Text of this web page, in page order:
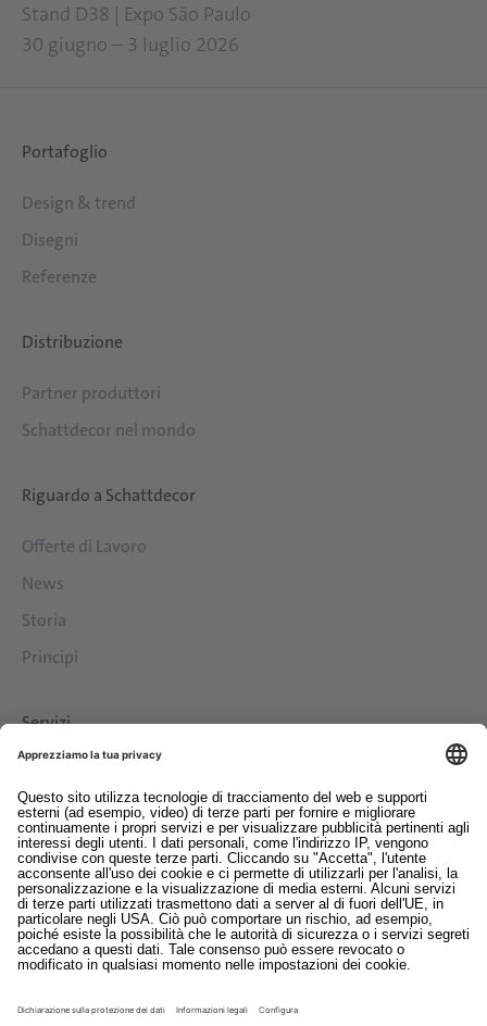
Stand D38 | Expo São Paulo
30 giugno – 3 luglio 2026
Portafoglio
Design & trend
Disegni
Referenze
Distribuzione
Partner produttori
Schattdecor nel mondo
Riguardo a Schattdecor
Offerte di Lavoro
News
Storia
Principi
Servizi
Contatto
EDI